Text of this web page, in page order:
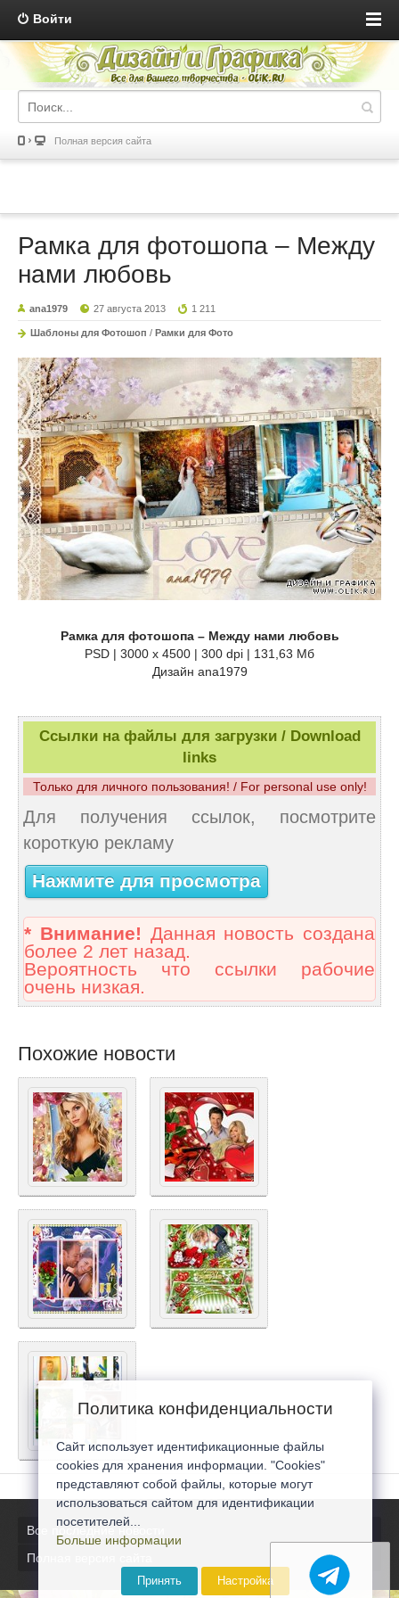
Войти
Полная версия сайта
Рамка для фотошопа – Между
нами любовь
ana1979 27 августа 2013 1 211
Шаблоны для Фотошоп / Рамки для Фото
Рамка для фотошопа – Между нами любовь
PSD | 3000 x 4500 | 300 dpi | 131,63 Мб
Дизайн аnа1979
Ссылки на файлы для загрузки / Download
links
Только для личного пользования! / For personal use only!
Для получения ссылок, посмотрите
короткую рекламу
Нажмите для просмотра
* Внимание! Данная новость создана
более 2 лет назад.
Вероятность что ссылки рабочие
очень низкая.
Похожие новости
Все последние новости
Полная версия сайта
Политика конфиденциальности
Сайт использует идентификационные файлы
cookies для хранения информации. "Cookies"
представляют собой файлы, которые могут
использоваться сайтом для идентификации
посетителей...
Больше информации
Принять Настройка